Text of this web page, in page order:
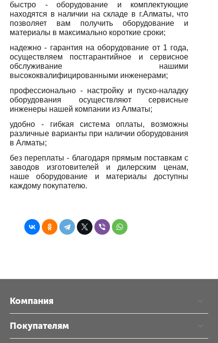
быстро - оборудование и комплектующие
находятся в наличии на складе в г.Алматы, что
позволяет вам получить оборудование и
материалы в максимально короткие сроки;
надежно - гарантия на оборудование от 1 года,
осуществляем постгарантийное и сервисное
обслуживание нашими
высококвалифицированными инженерами;
профессионально - настройку и пуско-наладку
оборудования осуществляют сервисные
инженеры нашей компании из Алматы;
удобно - гибкая система оплаты, возможны
различные варианты при наличии оборудования
в Алматы;
без переплаты - благодаря прямым поставкам с
заводов изготовителей и дилерским ценам,
наше оборудование и материалы доступны
каждому покупателю.
Компания
Покупателям